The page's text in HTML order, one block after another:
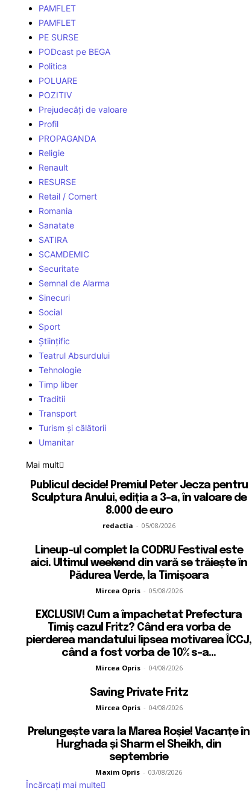
PAMFLET
PAMFLET
PE SURSE
PODcast pe BEGA
Politica
POLUARE
POZITIV
Prejudecăți de valoare
Profil
PROPAGANDA
Religie
Renault
RESURSE
Retail / Comert
Romania
Sanatate
SATIRA
SCAMDEMIC
Securitate
Semnal de Alarma
Sinecuri
Social
Sport
Științific
Teatrul Absurdului
Tehnologie
Timp liber
Traditii
Transport
Turism și călătorii
Umanitar
Mai mult
Publicul decide! Premiul Peter Jecza pentru
Sculptura Anului, ediția a 3-a, în valoare de
8.000 de euro
redactia - 05/08/2026
Lineup-ul complet la CODRU Festival este
aici. Ultimul weekend din vară se trăiește în
Pădurea Verde, la Timișoara
Mircea Opris - 05/08/2026
EXCLUSIV! Cum a împachetat Prefectura
Timiș cazul Fritz? Când era vorba de
pierderea mandatului lipsea motivarea ÎCCJ,
când a fost vorba de 10% s-a...
Mircea Opris - 04/08/2026
Saving Private Fritz
Mircea Opris - 04/08/2026
Prelungește vara la Marea Roșie! Vacanțe în
Hurghada și Sharm el Sheikh, din
septembrie
Maxim Opris - 03/08/2026
Încărcați mai multe